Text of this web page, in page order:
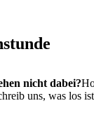
nicht dabei?
uns, was los